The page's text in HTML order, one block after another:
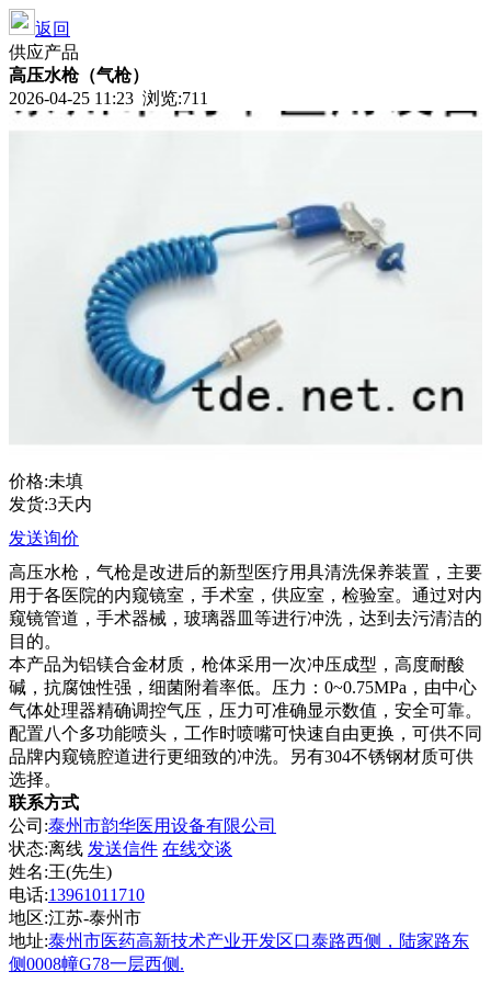
返回
供应产品
高压水枪（气枪）
2026-04-25 11:23 浏览:711
价格:未填
发货:3天内
发送询价
高压水枪，气枪是改进后的新型医疗用具清洗保养装置，主要
用于各医院的内窥镜室，手术室，供应室，检验室。通过对内
窥镜管道，手术器械，玻璃器皿等进行冲洗，达到去污清洁的
目的。
本产品为铝镁合金材质，枪体采用一次冲压成型，高度耐酸
碱，抗腐蚀性强，细菌附着率低。压力：0~0.75MPa，由中心
气体处理器精确调控气压，压力可准确显示数值，安全可靠。
配置八个多功能喷头，工作时喷嘴可快速自由更换，可供不同
品牌内窥镜腔道进行更细致的冲洗。另有304不锈钢材质可供
选择。
联系方式
公司:泰州市韵华医用设备有限公司
状态:离线 发送信件 在线交谈
姓名:王(先生)
电话:13961011710
地区:江苏-泰州市
地址:泰州市医药高新技术产业开发区口泰路西侧，陆家路东
侧0008幢G78一层西侧.